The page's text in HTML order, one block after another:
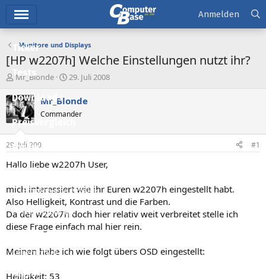
Ticker
Tests
Downloads
Preisvergleich
Forum
Aktuelles
Empfohlene Inhalte
Neue Beiträge
Neueste Aktivitäten
Leserartikel
Regeln
Anmelden
Monitore und Displays
[HP w2207h] Welche Einstellungen nutzt ihr?
E
s
t
e
e
r
Mr_Blonde
E
s
e
t
a
29. Juli 2008
Mr_Blonde
Commander
29. Juli 2008 #1
Hallo liebe w2207h User,
mich interessiert wie ihr Euren w2207h eingestellt habt.
Also Helligkeit, Kontrast und die Farben.
Da der w2207h doch hier relativ weit verbreitet stelle ich
diese Frage einfach mal hier rein.
Meinen habe ich wie folgt übers OSD eingestellt:
Helligkeit: 53